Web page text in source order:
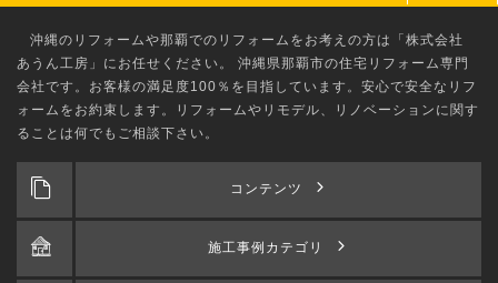
沖縄のリフォームや那覇でのリフォームをお考えの方は「株式会社
あうん工房」にお任せください。 沖縄県那覇市の住宅リフォーム専門
会社です。お客様の満足度100％を目指しています。安心で安全なリフ
ォームをお約束します。リフォームやリモデル、リノベーションに関す
ることは何でもご相談下さい。
コンテンツ
施工事例カテゴリ